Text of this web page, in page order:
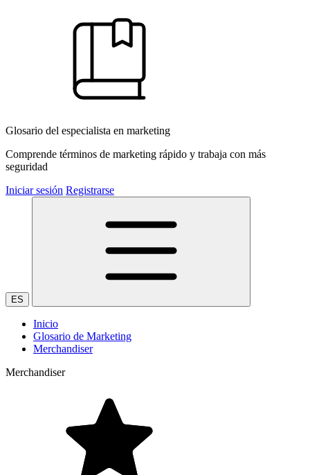
Glosario del especialista en marketing
Comprende términos de marketing rápido y trabaja con más
seguridad
Iniciar sesión Registrarse
ES
Inicio
Glosario de Marketing
Merchandiser
Merchandiser